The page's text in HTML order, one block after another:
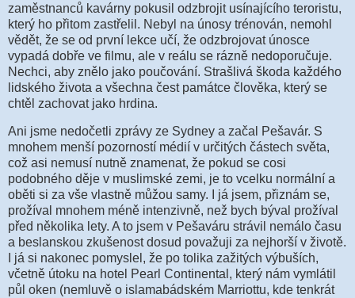
zaměstnanců kavárny pokusil odzbrojit usínajícího teroristu,
který ho přitom zastřelil. Nebyl na únosy trénován, nemohl
vědět, že se od první lekce učí, že odzbrojovat únosce
vypadá dobře ve filmu, ale v reálu se rázně nedoporučuje.
Nechci, aby znělo jako poučování. Strašlivá škoda každého
lidského života a všechna čest památce člověka, který se
chtěl zachovat jako hrdina.
Ani jsme nedočetli zprávy ze Sydney a začal Pešavár. S
mnohem menší pozorností médií v určitých částech světa,
což asi nemusí nutně znamenat, že pokud se cosi
podobného děje v muslimské zemi, je to vcelku normální a
oběti si za vše vlastně můžou samy. I já jsem, přiznám se,
prožíval mnohem méně intenzivně, než bych býval prožíval
před několika lety. A to jsem v Pešaváru strávil nemálo času
a beslanskou zkušenost dosud považuji za nejhorší v životě.
I já si nakonec pomyslel, že po tolika zažitých výbuších,
včetně útoku na hotel Pearl Continental, který nám vymlátil
půl oken (nemluvě o islamabádském Marriottu, kde tenkrát